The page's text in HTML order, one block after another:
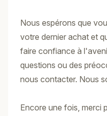
Nous espérons que
votre dernier achat et
faire confiance à
questions ou des
nous contacter. Nous
Encore une fois, merci